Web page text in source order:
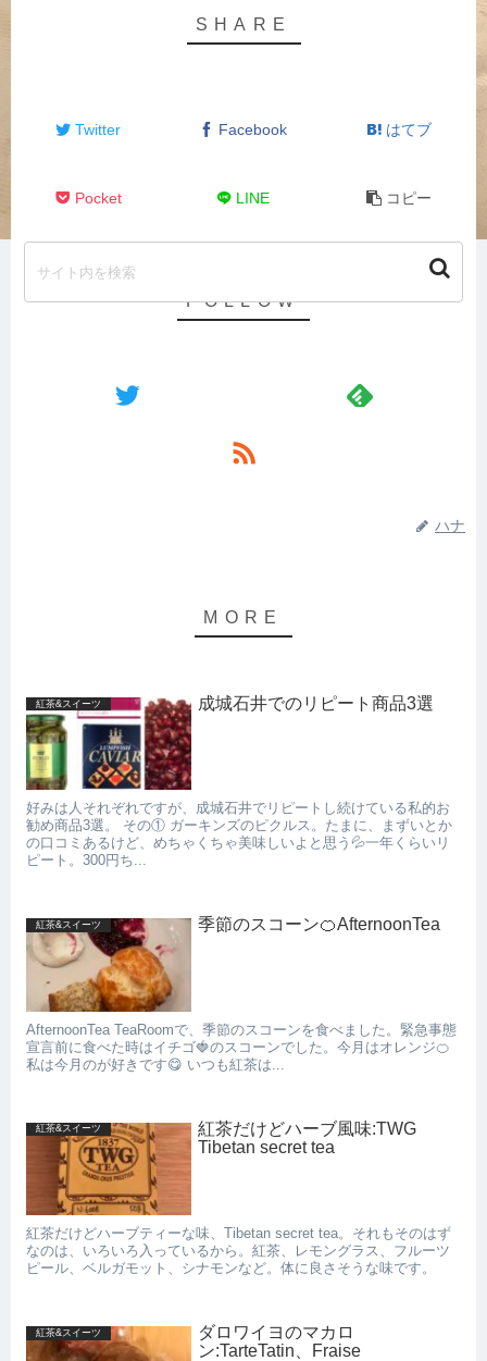
Twitter Facebook はてブ
Pocket LINE コピー
ハナ
紅茶&スイーツ 成城石井でのリピート商品3選
好みは人それぞれですが、成城石井でリピートし続けている私的お
勧め商品3選。 その① ガーキンズのピクルス。たまに、まずいとか
の口コミあるけど、めちゃくちゃ美味しいよと思う💦一年くらいリ
ピート。300円ち...
紅茶&スイーツ 季節のスコーン🍊AfternoonTea
AfternoonTea TeaRoomで、季節のスコーンを食べました。緊急事態
宣言前に食べた時はイチゴ🍓のスコーンでした。今月はオレンジ🍊
私は今月のが好きです😋 いつも紅茶は...
紅茶&スイーツ
紅茶だけどハーブ風味:TWG
Tibetan secret tea
紅茶だけどハーブティーな味、Tibetan secret tea。それもそのはず
なのは、いろいろ入っているから。紅茶、レモングラス、フルーツ
ピール、ベルガモット、シナモンなど。体に良さそうな味です。
紅茶&スイーツ
ダロワイヨのマカロ
ン:TarteTatin、Fraise